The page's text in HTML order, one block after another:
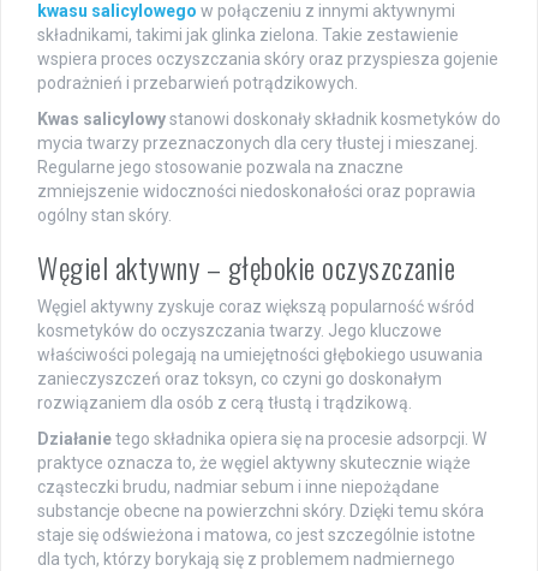
kwasu salicylowego w połączeniu z innymi aktywnymi
składnikami, takimi jak glinka zielona. Takie zestawienie
wspiera proces oczyszczania skóry oraz przyspiesza gojenie
podrażnień i przebarwień potrądzikowych.
Kwas salicylowystanowi doskonały składnik kosmetyków do
mycia twarzy przeznaczonych dla cery tłustej i mieszanej.
Regularne jego stosowanie pozwala na znaczne
zmniejszenie widoczności niedoskonałości oraz poprawia
ogólny stan skóry.
Węgiel aktywny – głębokie oczyszczanie
Węgiel aktywny zyskuje coraz większą popularność wśród
kosmetyków do oczyszczania twarzy. Jego kluczowe
właściwości polegają na umiejętności głębokiego usuwania
zanieczyszczeń oraz toksyn, co czyni go doskonałym
rozwiązaniem dla osób z cerą tłustą i trądzikową.
Działanietego składnika opiera się na procesie adsorpcji. W
praktyce oznacza to, że węgiel aktywny skutecznie wiąże
cząsteczki brudu, nadmiar sebum i inne niepożądane
substancje obecne na powierzchni skóry. Dzięki temu skóra
staje się odświeżona i matowa, co jest szczególnie istotne
dla tych, którzy borykają się z problemem nadmiernego